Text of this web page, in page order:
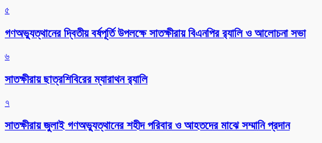
৫
গণঅভ্যুত্থানের দ্বিতীয় বর্ষপূর্তি উপলক্ষে সাতক্ষীরায় বিএনপির র‌্যালি ও আলোচনা সভা
৬
সাতক্ষীরায় ছাত্রশিবিরের ম্যারাথন র‌্যালি
৭
সাতক্ষীরায় জুলাই গণঅভ্যুত্থানের শহীদ পরিবার ও আহতদের মাঝে সম্মানি প্রদান